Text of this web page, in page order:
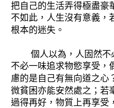
把自己的生活弄得極盡豪
不如此，人生沒有意義，
根本的迷失。
個人以為，人固然不
不必一味追求物慾享受，
慮的是自己有無向道之心
微貧困亦能安然處之；若
過得再好，物質上再享受